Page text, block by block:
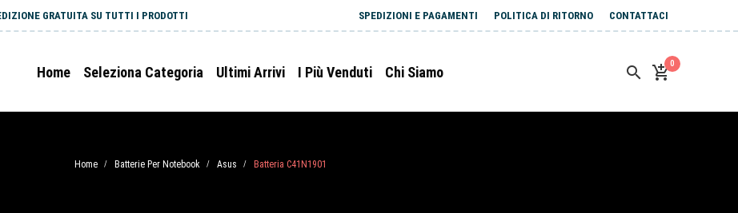
GRATUITA SU TUTTI I PRODOTTI SPEDIZIONI E PAGAMENTI POLITICA DI RITORNO CONTATTACI
Home Seleziona Categoria Ultimi Arrivi I Più Venduti Chi Siamo
0
Home / Batterie Per Notebook / Asus / Batteria C41N1901